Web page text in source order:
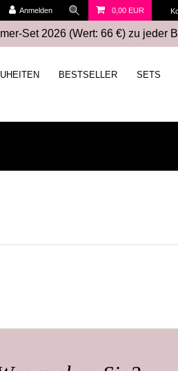
Anmelden 0,00 EUR
Set 2026 (Wert: 66 €) zu jeder
BESTSELLER SETS